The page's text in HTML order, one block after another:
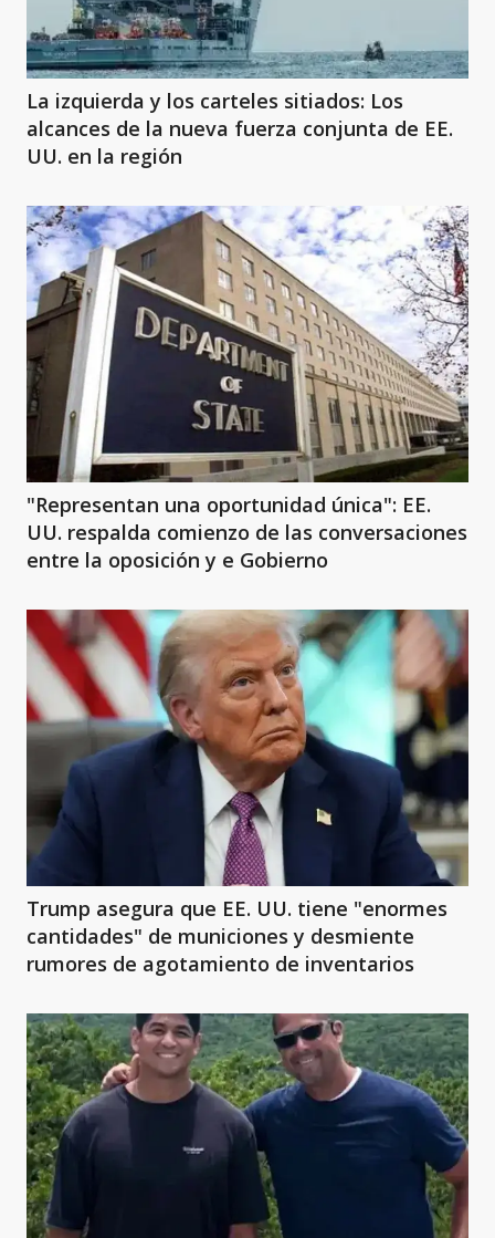
La izquierda y los carteles sitiados: Los
alcances de la nueva fuerza conjunta de EE.
UU. en la región
"Representan una oportunidad única": EE.
UU. respalda comienzo de las conversaciones
entre la oposición y e Gobierno
Trump asegura que EE. UU. tiene "enormes
cantidades" de municiones y desmiente
rumores de agotamiento de inventarios